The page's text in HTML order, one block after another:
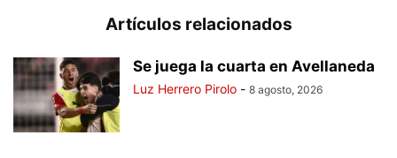
Artículos relacionados
Se juega la cuarta en Avellaneda
Luz Herrero Pirolo - 8 agosto, 2026